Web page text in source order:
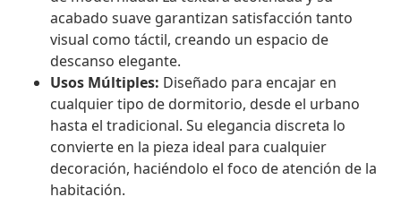
acabado suave garantizan satisfacción tanto
visual como táctil, creando un espacio de
descanso elegante.
Usos Múltiples: Diseñado para encajar en
cualquier tipo de dormitorio, desde el urbano
hasta el tradicional. Su elegancia discreta lo
convierte en la pieza ideal para cualquier
decoración, haciéndolo el foco de atención de la
habitación.